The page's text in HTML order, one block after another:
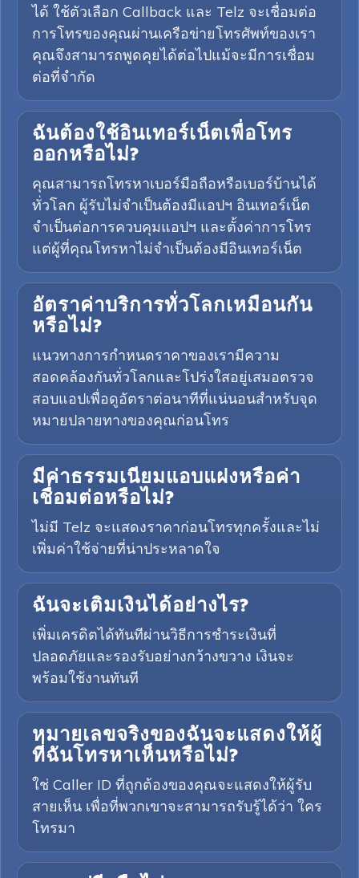
ได้ ใช้ตัวเลือก Callback และ Telz จะเชื่อมต่อ
การโทรของคุณผ่านเครือข่ายโทรศัพท์ของเรา
คุณจึงสามารถพูดคุยได้ต่อไปแม้จะมีการเชื่อม
ต่อที่จำกัด
ฉันต้องใช้อินเทอร์เน็ตเพื่อโทร
ออกหรือไม่?
คุณสามารถโทรหาเบอร์มือถือหรือเบอร์บ้านได้
ทั่วโลก ผู้รับไม่จำเป็นต้องมีแอปฯ อินเทอร์เน็ต
จำเป็นต่อการควบคุมแอปฯ และตั้งค่าการโทร
แต่ผู้ที่คุณโทรหาไม่จำเป็นต้องมีอินเทอร์เน็ต
อัตราค่าบริการทั่วโลกเหมือนกัน
หรือไม่?
แนวทางการกำหนดราคาของเรามีความ
สอดคล้องกันทั่วโลกและโปร่งใสอยู่เสมอตรวจ
สอบแอปเพื่อดูอัตราต่อนาทีที่แน่นอนสำหรับจุด
หมายปลายทางของคุณก่อนโทร
มีค่าธรรมเนียมแอบแฝงหรือค่า
เชื่อมต่อหรือไม่?
ไม่มี Telz จะแสดงราคาก่อนโทรทุกครั้งและไม่
เพิ่มค่าใช้จ่ายที่น่าประหลาดใจ
ฉันจะเติมเงินได้อย่างไร?
เพิ่มเครดิตได้ทันทีผ่านวิธีการชำระเงินที่
ปลอดภัยและรองรับอย่างกว้างขวาง เงินจะ
พร้อมใช้งานทันที
หมายเลขจริงของฉันจะแสดงให้ผู้
ที่ฉันโทรหาเห็นหรือไม่?
ใช่ Caller ID ที่ถูกต้องของคุณจะแสดงให้ผู้รับ
สายเห็น เพื่อที่พวกเขาจะสามารถรับรู้ได้ว่า ใคร
โทรมา